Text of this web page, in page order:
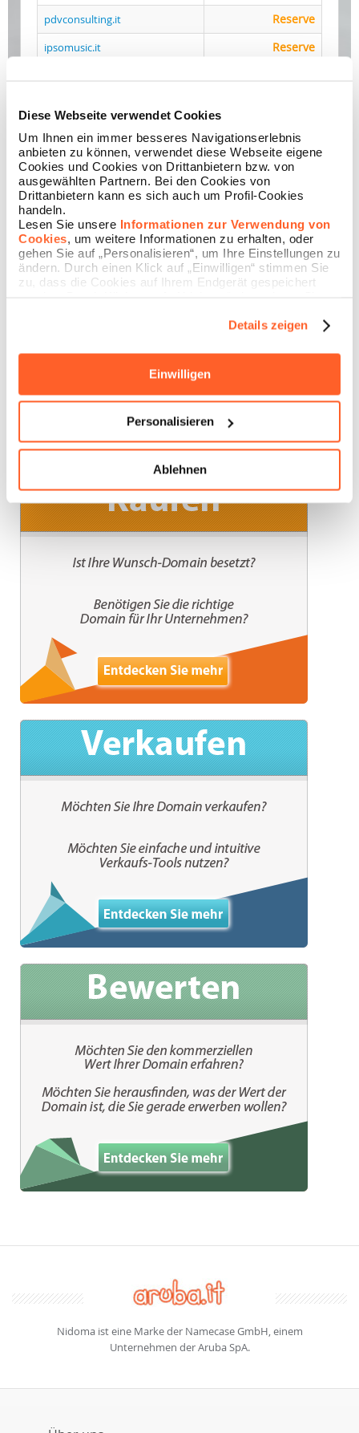
Diese Webseite verwendet Cookies
Um Ihnen ein immer besseres Navigationserlebnis
anbieten zu können, verwendet diese Webseite eigene
Cookies und Cookies von Drittanbietern bzw. von
ausgewählten Partnern. Bei den Cookies von
Drittanbietern kann es sich auch um Profil-Cookies
handeln.
Lesen Sie unsere Informationen zur Verwendung von
Cookies, um weitere Informationen zu erhalten, oder
gehen Sie auf „Personalisieren“, um Ihre Einstellungen zu
ändern. Durch einen Klick auf „Einwilligen“ stimmen Sie
zu, dass die Cookies auf Ihrem Endgerät gespeichert
Details zeigen
Einwilligen
Personalisieren
Ablehnen
pdvconsulting.it Reserve
ipsomusic.it Reserve
maplac.it Reserve
swaproom.it Reserve
social-pulse.it Reserve
mindnest.it
Die vollständige Liste finden Sie hier
Experten für Domain-
Registrierung, Backorder und
Brokerage
Nidoma ist eine Marke der Namecase GmbH, einem
Unternehmen der Aruba SpA.